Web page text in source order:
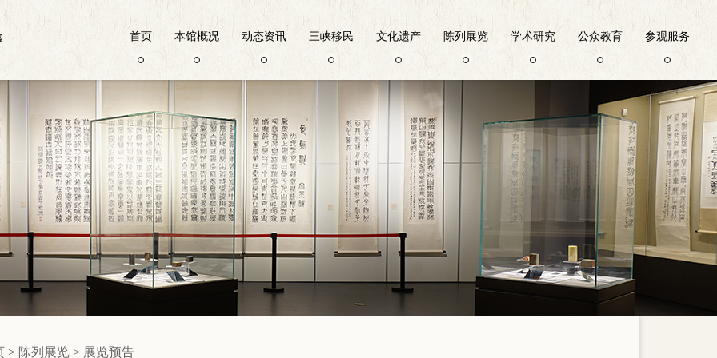
首页 本馆概况 动态资讯 三峡移民 文化遗产 陈列展览 学术研究 公众教育 参观服务
> 陈列展览 > 展览预告